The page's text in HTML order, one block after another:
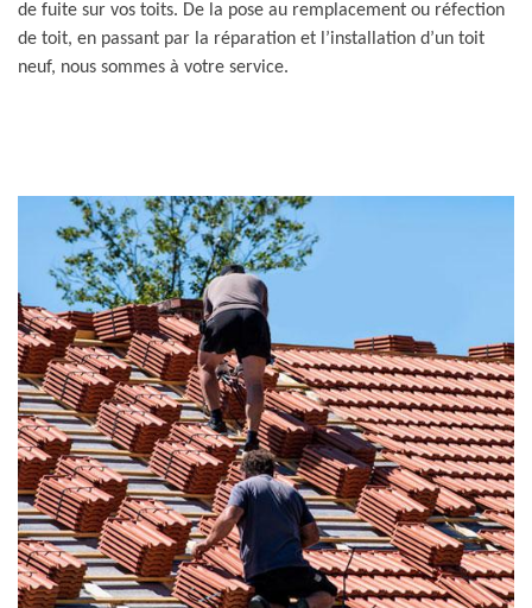
de fuite sur vos toits. De la pose au remplacement ou réfection
de toit, en passant par la réparation et l’installation d’un toit
neuf, nous sommes à votre service.